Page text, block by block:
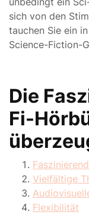
sich von den
tauchen Sie ein
Science-Fiction-
Die
Fi-
Vielfältige
Flexibilität